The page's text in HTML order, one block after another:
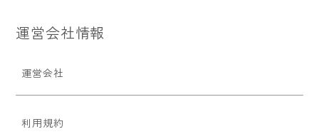
運営会社情報
運営会社
利用規約